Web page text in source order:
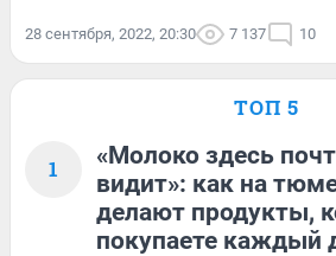
28 сентября, 2022, 20:30 7 137 10
ТОП 5
1
«Молоко здесь
видит»: как на
делают продукты,
покупаете каждый